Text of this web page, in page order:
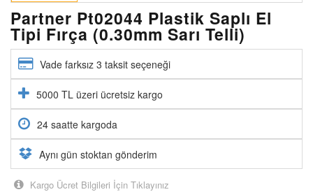
Partner Pt02044 Plastik Saplı El
Tipi Fırça (0.30mm Sarı Telli)
Vade farksız 3 taksit seçeneği
5000 TL üzeri ücretsiz kargo
24 saatte kargoda
Aynı gün stoktan gönderim
Kargo Ücret Bilgileri İçin Tıklayınız